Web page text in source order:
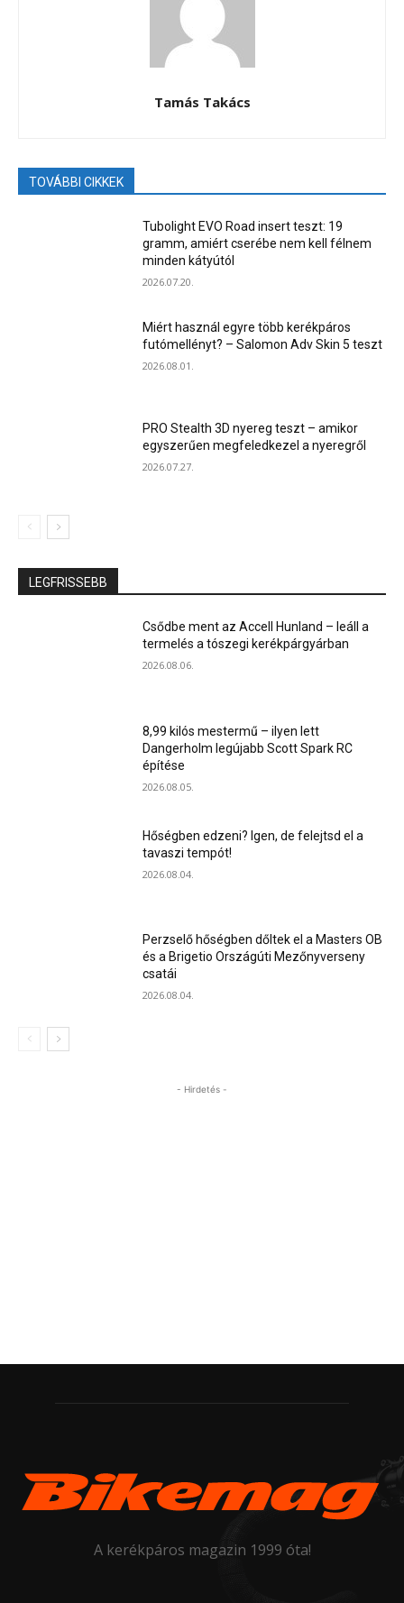
Tamás Takács
TOVÁBBI CIKKEK
Tubolight EVO Road insert teszt: 19
gramm, amiért cserébe nem kell félnem
minden kátyútól
2026.07.20.
Miért használ egyre több kerékpáros
futómellényt? – Salomon Adv Skin 5 teszt
2026.08.01.
PRO Stealth 3D nyereg teszt – amikor
egyszerűen megfeledkezel a nyeregről
2026.07.27.
LEGFRISSEBB
Csődbe ment az Accell Hunland – leáll a
termelés a tószegi kerékpárgyárban
2026.08.06.
8,99 kilós mestermű – ilyen lett
Dangerholm legújabb Scott Spark RC
építése
2026.08.05.
Hőségben edzeni? Igen, de felejtsd el a
tavaszi tempót!
2026.08.04.
Perzselő hőségben dőltek el a Masters OB
és a Brigetio Országúti Mezőnyverseny
csatái
2026.08.04.
- Hirdetés -
A kerékpáros magazin 1999 óta!